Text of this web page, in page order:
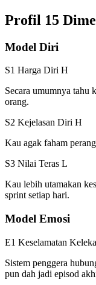
Profil 15
Model Diri
S1 Harga Diri H
Secara umumnya tahu
orang.
S2 Kejelasan Diri H
Kau agak faham
S3 Nilai Teras L
Kau lebih utamakan
sprint setiap hari.
Model Emosi
E1 Keselamatan
Sistem penggera
pun dah jadi episod